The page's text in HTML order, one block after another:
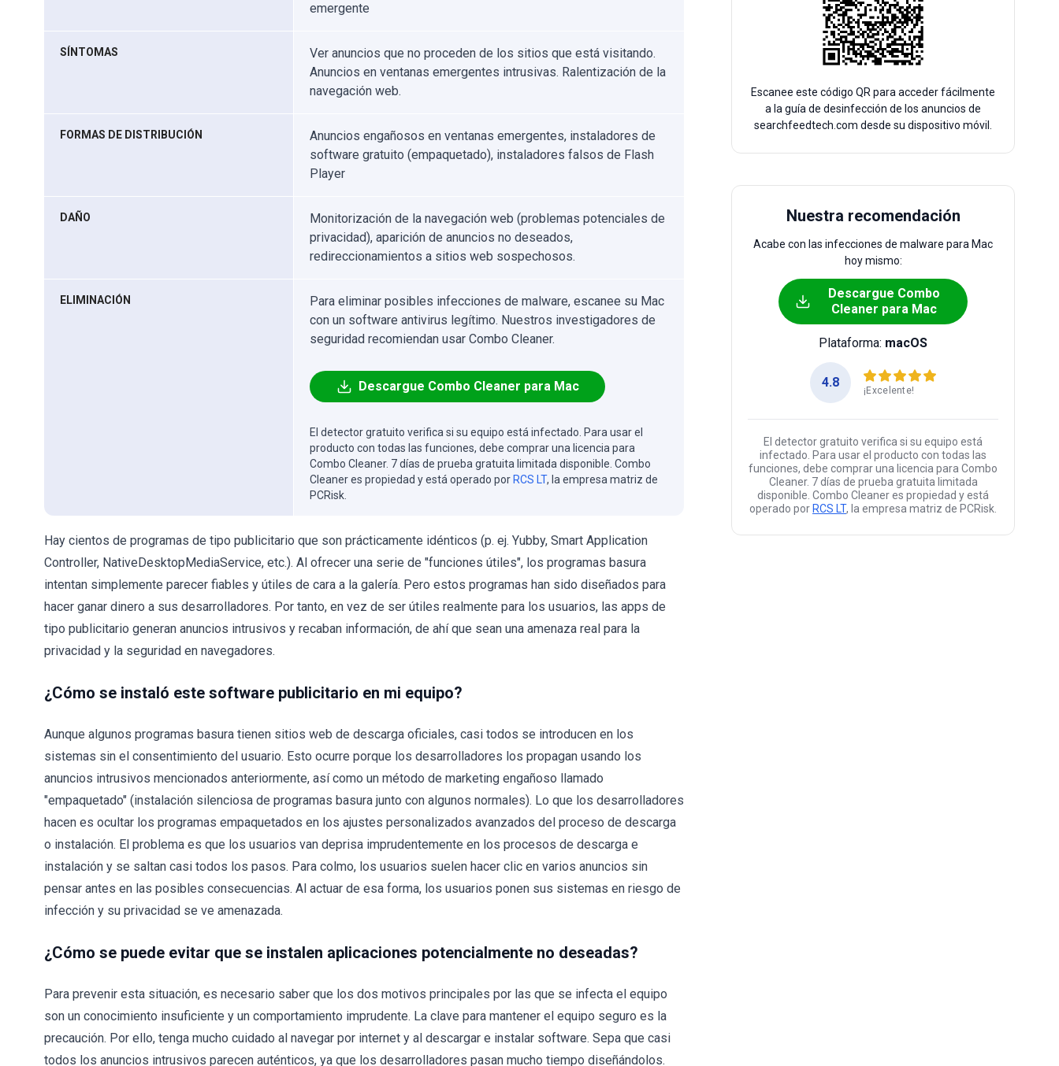
emergente
SÍNTOMAS
Ver anuncios que no proceden de los sitios que está visitando.
Anuncios en ventanas emergentes intrusivas. Ralentización de la
navegación web.
FORMAS DE DISTRIBUCIÓN
Anuncios engañosos en ventanas emergentes, instaladores de
software gratuito (empaquetado), instaladores falsos de Flash
Player
DAÑO
Monitorización de la navegación web (problemas potenciales de
privacidad), aparición de anuncios no deseados,
redireccionamientos a sitios web sospechosos.
ELIMINACIÓN
Para eliminar posibles infecciones de malware, escanee su Mac
con un software antivirus legítimo. Nuestros investigadores de
seguridad recomiendan usar Combo Cleaner.
Descargue Combo Cleaner para Mac
El detector gratuito verifica si su equipo está infectado. Para usar el
producto con todas las funciones, debe comprar una licencia para
Combo Cleaner. 7 días de prueba gratuita limitada disponible. Combo
Cleaner es propiedad y está operado por RCS LT, la empresa matriz de
PCRisk.
Hay cientos de programas de tipo publicitario que son prácticamente idénticos (p. ej. Yubby, Smart Application
Controller, NativeDesktopMediaService, etc.). Al ofrecer una serie de "funciones útiles", los programas basura
intentan simplemente parecer fiables y útiles de cara a la galería. Pero estos programas han sido diseñados para
hacer ganar dinero a sus desarrolladores. Por tanto, en vez de ser útiles realmente para los usuarios, las apps de
tipo publicitario generan anuncios intrusivos y recaban información, de ahí que sean una amenaza real para la
privacidad y la seguridad en navegadores.
¿Cómo se instaló este software publicitario en mi equipo?
Aunque algunos programas basura tienen sitios web de descarga oficiales, casi todos se introducen en los
sistemas sin el consentimiento del usuario. Esto ocurre porque los desarrolladores los propagan usando los
anuncios intrusivos mencionados anteriormente, así como un método de marketing engañoso llamado
"empaquetado" (instalación silenciosa de programas basura junto con algunos normales). Lo que los desarrolladores
hacen es ocultar los programas empaquetados en los ajustes personalizados avanzados del proceso de descarga
o instalación. El problema es que los usuarios van deprisa imprudentemente en los procesos de descarga e
instalación y se saltan casi todos los pasos. Para colmo, los usuarios suelen hacer clic en varios anuncios sin
pensar antes en las posibles consecuencias. Al actuar de esa forma, los usuarios ponen sus sistemas en riesgo de
infección y su privacidad se ve amenazada.
¿Cómo se puede evitar que se instalen aplicaciones potencialmente no deseadas?
Para prevenir esta situación, es necesario saber que los dos motivos principales por las que se infecta el equipo
son un conocimiento insuficiente y un comportamiento imprudente. La clave para mantener el equipo seguro es la
precaución. Por ello, tenga mucho cuidado al navegar por internet y al descargar e instalar software. Sepa que casi
todos los anuncios intrusivos parecen auténticos, ya que los desarrolladores pasan mucho tiempo diseñándolos.
Escanee este código QR para acceder fácilmente
a la guía de desinfección de los anuncios de
searchfeedtech.com desde su dispositivo móvil.
Nuestra recomendación
Acabe con las infecciones de malware para Mac
hoy mismo:
Descargue Combo
Cleaner para Mac
Plataforma: macOS
4.8
¡Excelente!
El detector gratuito verifica si su equipo está
infectado. Para usar el producto con todas las
funciones, debe comprar una licencia para Combo
Cleaner. 7 días de prueba gratuita limitada
disponible. Combo Cleaner es propiedad y está
operado por RCS LT, la empresa matriz de PCRisk.